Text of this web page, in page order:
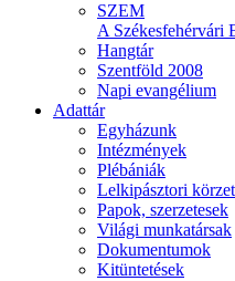
SZEM
A Székesfehérvári
Hangtár
Szentföld 2008
Napi evangélium
Adattár
Egyházunk
Intézmények
Plébániák
Lelkipásztori
Papok, szerzetesek
Világi munkatársak
Dokumentumok
Kitüntetések